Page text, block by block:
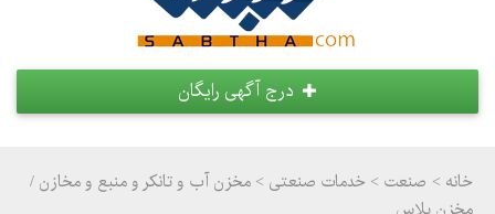
درج آگهی رایگان
خانه > صنعت > خدمات صنعتی > مخزن آب و تانکر و منبع و مخازن /